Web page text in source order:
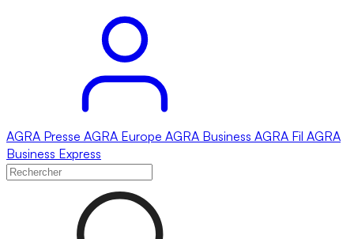
AGRA Presse AGRA Europe AGRA Business AGRA Fil AGRA
Business Express